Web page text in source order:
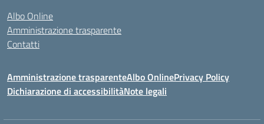
Albo Online
Amministrazione trasparente
Contatti
Amministrazione trasparenteAlbo OnlinePrivacy Policy
Dichiarazione di accessibilitàNote legali